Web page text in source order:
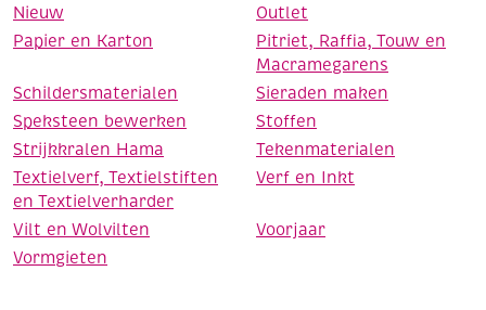
Nieuw
Outlet
Papier en Karton
Pitriet, Raffia, Touw en
Macramegarens
Schildersmaterialen
Sieraden maken
Speksteen bewerken
Stoffen
Strijkkralen Hama
Tekenmaterialen
Textielverf, Textielstiften
en Textielverharder
Verf en Inkt
Vilt en Wolvilten
Voorjaar
Vormgieten